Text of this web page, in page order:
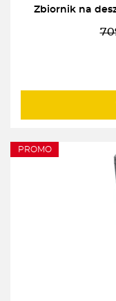
Zbiornik na
PROMO